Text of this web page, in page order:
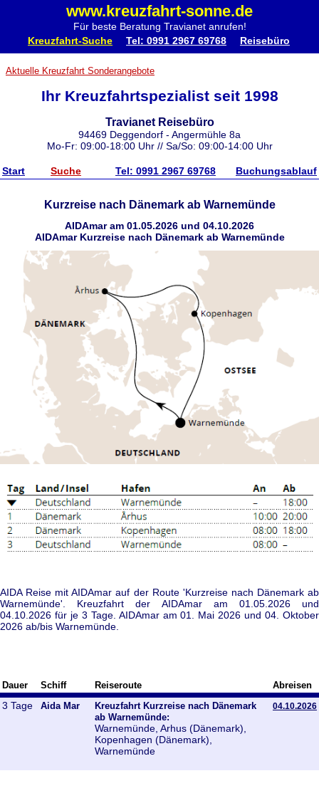
www.kreuzfahrt-sonne.de
Für beste Beratung Travianet anrufen!
Kreuzfahrt-Suche Tel: 0991 2967 69768 Reisebüro
Aktuelle Kreuzfahrt Sonderangebote
Ihr Kreuzfahrtspezialist seit 1998
Travianet Reisebüro
94469 Deggendorf - Angermühle 8a
Mo-Fr: 09:00-18:00 Uhr // Sa/So: 09:00-14:00 Uhr
Start Suche Tel: 0991 2967 69768 Buchungsablauf
Kurzreise nach Dänemark ab Warnemünde
AIDAmar am 01.05.2026 und 04.10.2026
AIDAmar Kurzreise nach Dänemark ab Warnemünde
AIDA Reise mit AIDAmar auf der Route 'Kurzreise nach Dänemark ab
Warnemünde'. Kreuzfahrt der AIDAmar am 01.05.2026 und
04.10.2026 für je 3 Tage. AIDAmar am 01. Mai 2026 und 04. Oktober
2026 ab/bis Warnemünde.
Dauer Schiff Reiseroute Abreisen
3 Tage Aida Mar
Kreuzfahrt Kurzreise nach Dänemark
ab Warnemünde:
Warnemünde, Arhus (Dänemark),
Kopenhagen (Dänemark),
Warnemünde
04.10.2026